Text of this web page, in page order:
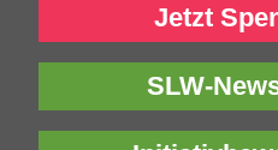
Jetzt
SLW-